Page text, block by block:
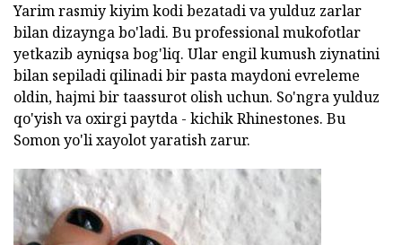
Yarim rasmiy kiyim kodi bezatadi va yulduz zarlar
bilan dizaynga bo'ladi. Bu professional mukofotlar
yetkazib ayniqsa bog'liq. Ular engil kumush ziynatini
bilan sepiladi qilinadi bir pasta maydoni evreleme
oldin, hajmi bir taassurot olish uchun. So'ngra yulduz
qo'yish va oxirgi paytda - kichik Rhinestones. Bu
Somon yo'li xayolot yaratish zarur.